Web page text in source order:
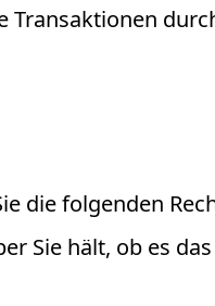
Transaktionen
die folgenden
Sie hält, ob es